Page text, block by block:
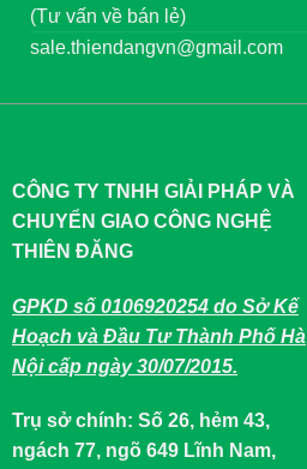
(Tư vấn về bán lẻ)
sale.thiendangvn@gmail.com
CÔNG TY TNHH GIẢI PHÁP VÀ
CHUYỂN GIAO CÔNG NGHỆ
THIÊN ĐĂNG
GPKD số 0106920254 do Sở Kế
Hoạch và Đầu Tư Thành Phố Hà
Nội cấp ngày 30/07/2015.
Trụ sở chính: Số 26, hẻm 43,
ngách 77, ngõ 649 Lĩnh Nam,